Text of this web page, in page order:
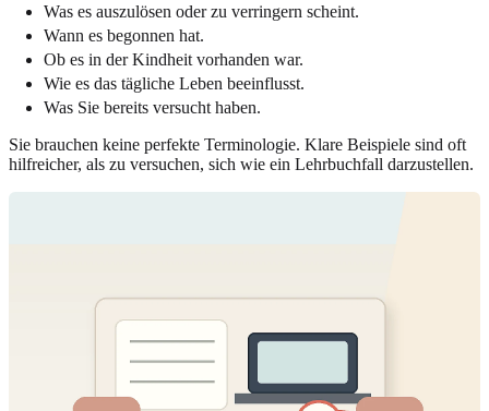
Was es auszulösen oder zu verringern scheint.
Wann es begonnen hat.
Ob es in der Kindheit vorhanden war.
Wie es das tägliche Leben beeinflusst.
Was Sie bereits versucht haben.
Sie brauchen keine perfekte Terminologie. Klare Beispiele sind oft
hilfreicher, als zu versuchen, sich wie ein Lehrbuchfall darzustellen.